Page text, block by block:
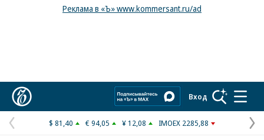
Реклама в «Ъ» www.kommersant.ru/ad
Вход
Предыдущая
$ 81,40 € 94,05 ¥ 12,08 IMOEX 2285,88